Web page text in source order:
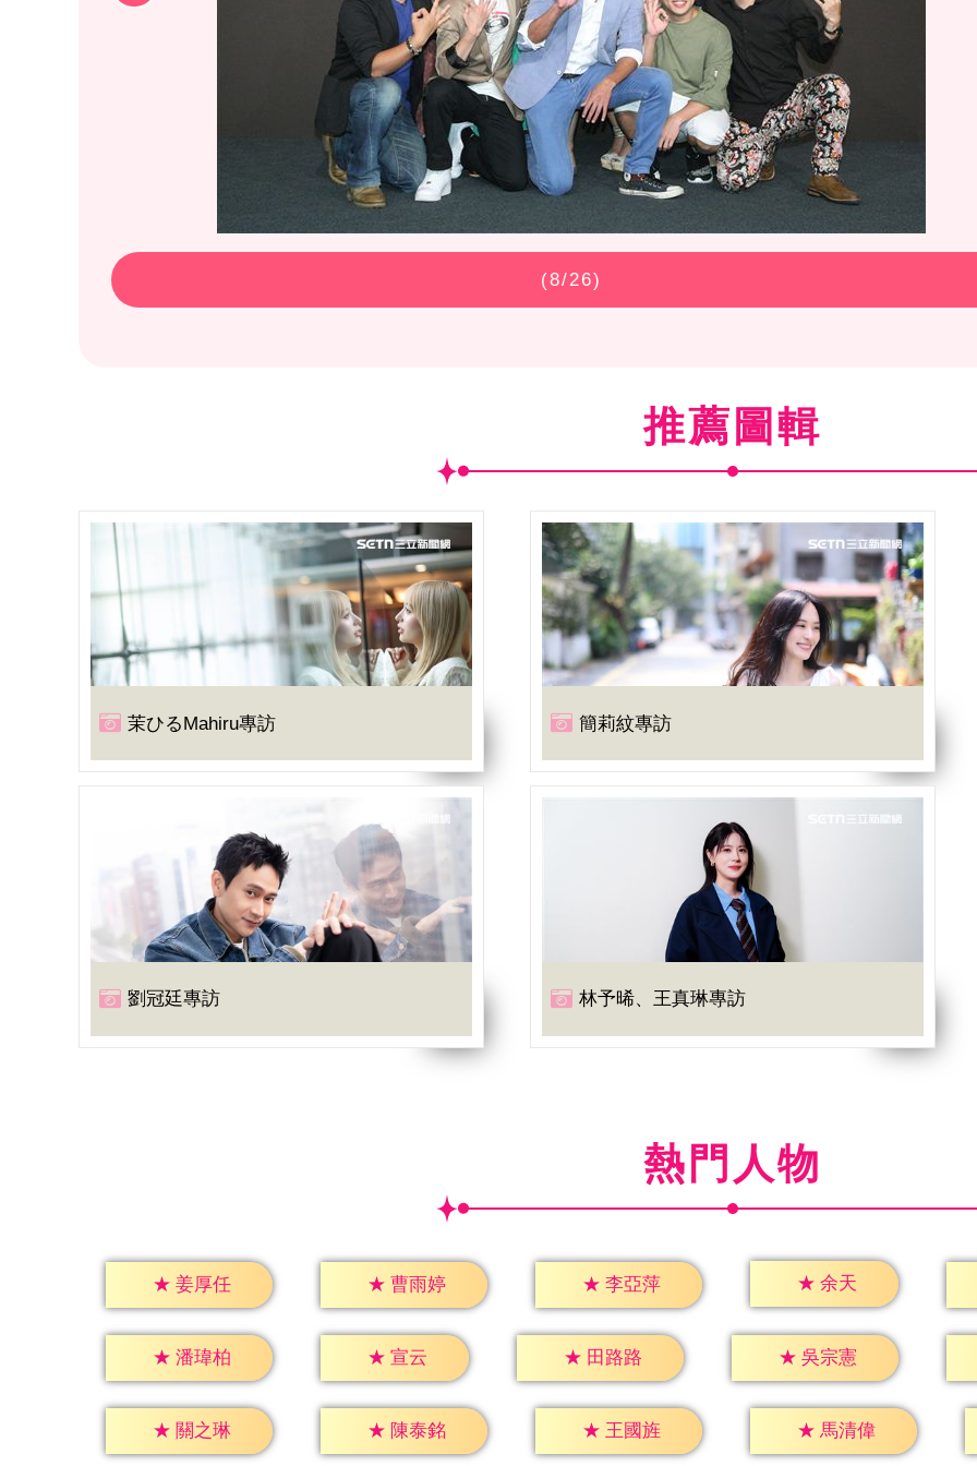
(8/26)
推薦圖輯
茉ひるMahiru專訪 簡莉紋專訪
劉冠廷專訪 林予晞、王真琳專訪
熱門人物
★ 姜厚任 ★ 曹雨婷 ★ 李亞萍 ★ 余天
★ 潘瑋柏 ★ 宣云 ★ 田路路 ★ 吳宗憲
★ 關之琳 ★ 陳泰銘 ★ 王國旌 ★ 馬清偉